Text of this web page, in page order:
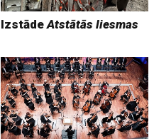
IzstādeAtstātās liesmas